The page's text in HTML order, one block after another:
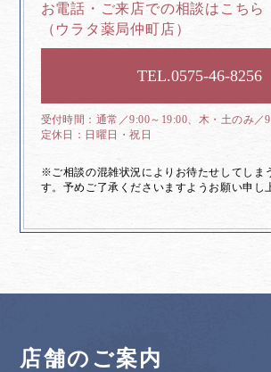
お電話・ご来店での相談はこちら
（ウラタ薬局仲町店）
0575-46-8256
通常／9:00～19:00、木・土のみ／
日曜日・祝日
※ご相談の混雑状況によりお待たせしてしま
す。予めご了承くださいますようお願い申し
店舗のご案内